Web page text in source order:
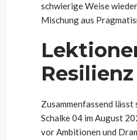
schwierige Weise
Mischung aus
Resilienz
Zusammenfassend lässt
Schalke 04 im August
vor Ambitionen und